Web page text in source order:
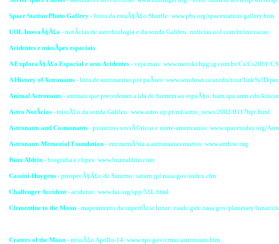
Space Station Photo Gallery - fotos da estaÃ§Ã£o Shuttle: www.pbs.org/spacestation/gallery.htm
UOL InovaÃ§Ã£o - notÃ­cias de astrobiologia e da sonda Galileu: noticias.uol.com.br/inovacao
Acidentes e missÃµes espaciais
A ExploraÃ§Ã£o Espacial e seus Acidentes - veja mais: www.motoki.hpg.ig.com.br/Cs/Cs2001/
A History of Astronauts - lista de astronautas por paÃ­ses: www.windows.ucar.edu/tour/link%3D/
Animal Astronauts - animais que precederam a ida do homem ao espaÃ§o: ham.spa.umn.edu/kris/
Astro NotÃ­cias - missÃ£o da sonda Galileu: www.astro.up.pt/nd/astro_news/2002/0117bpt.html
Astronauts and Cosmonauts - pioneiros soviÃ©ticos e norte-americanos: www.spacetoday.org/
Astronauts Memorial Foundation - em memÃ³ria a astronautas mortos: www.amfcse.org
Buzz Aldrin - biografia e clipes: www.buzzaldrin.com
Cassini-Huygens - prospecÃ§Ã£o de Saturno: saturn.jpl.nasa.gov/index.cfm
Challenger Accident- acidente: www.fas.org/spp/51L.html
Clementine to the Moon - mapeamento da superfÃ­cie lunar: nssdc.gsfc.nasa.gov/planetary/lunar/
Craters of the Moon - missÃ£o Apollo-14: www.nps.gov/crmo/astronauts.htm